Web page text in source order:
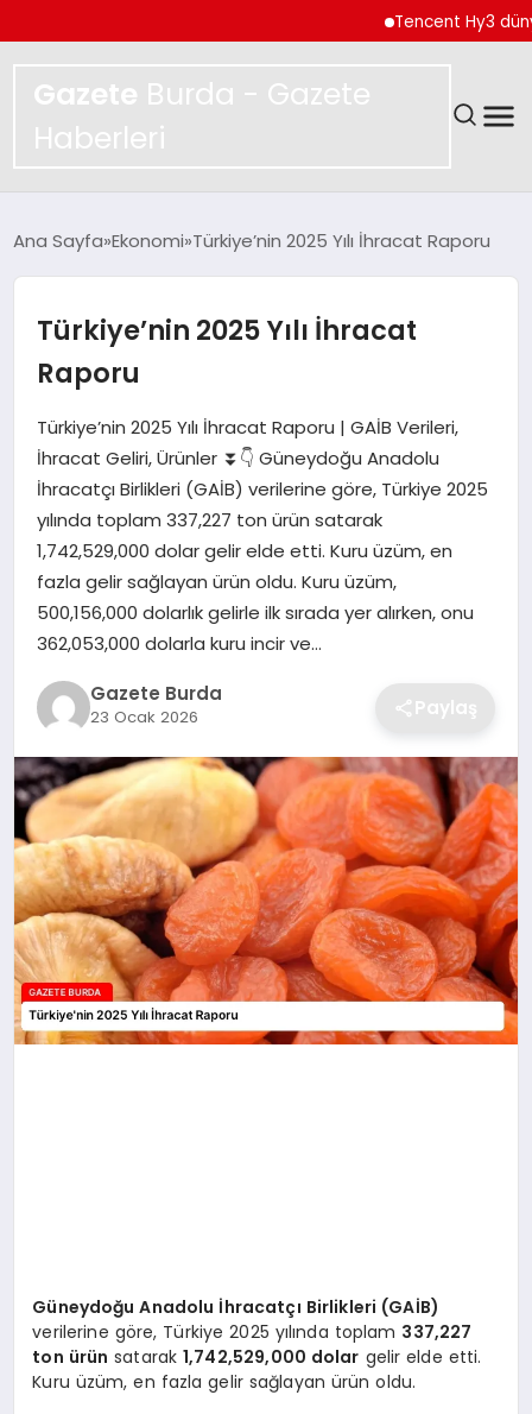
Tencent Hy3 dünya
Gazete Burda - Gazete
Haberleri
SPOR
MAGAZIN
EKONOMI
TEKNOLOJI
SAĞLIK
EĞITIM
DÜNYA
SIYASET
Ana Sayfa Ekonomi Türkiye’nin 2025 Yılı İhracat Raporu
Türkiye’nin 2025 Yılı İhracat
Raporu
Türkiye’nin 2025 Yılı İhracat Raporu | GAİB Verileri,
İhracat Geliri, Ürünler ⏬👇 Güneydoğu Anadolu
İhracatçı Birlikleri (GAİB) verilerine göre, Türkiye 2025
yılında toplam 337,227 ton ürün satarak
1,742,529,000 dolar gelir elde etti. Kuru üzüm, en
fazla gelir sağlayan ürün oldu. Kuru üzüm,
500,156,000 dolarlık gelirle ilk sırada yer alırken, onu
362,053,000 dolarla kuru incir ve…
Gazete Burda
23 Ocak 2026 Paylaş
Güneydoğu Anadolu İhracatçı Birlikleri (GAİB)
verilerine göre, Türkiye 2025 yılında toplam 337,227
ton ürün satarak1,742,529,000 dolar gelir elde etti.
Kuru üzüm, en fazla gelir sağlayan ürün oldu.